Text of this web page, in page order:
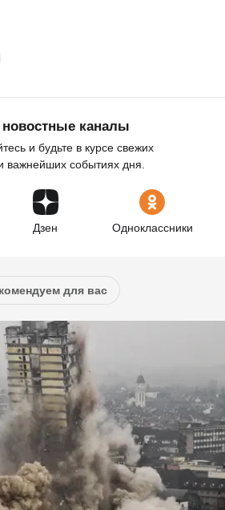
каналы
и будьте в курсе свежих
важнейших событиях дня.
Дзен Одноклассники
для вас